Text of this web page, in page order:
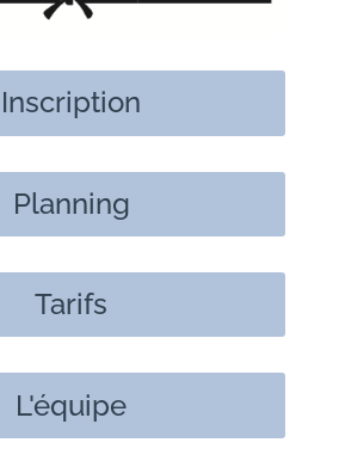
Inscription
Planning
Tarifs
L'équipe